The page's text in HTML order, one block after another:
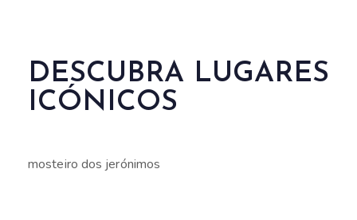
DESCUBRA LUGARES
ICÓNICOS
mosteiro dos jerónimos